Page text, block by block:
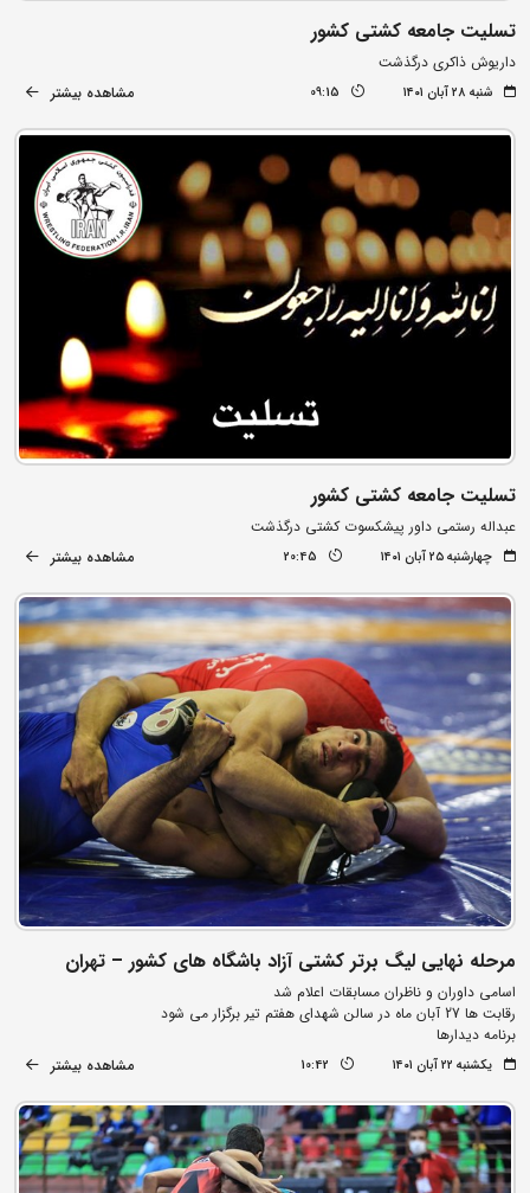
تسلیت جامعه کشتی کشور
داریوش ذاکری درگذشت
شنبه ۲۸ آبان ۱۴۰۱ 09:15 مشاهده بیشتر
تسلیت جامعه کشتی کشور
عبداله رستمی داور پیشکسوت کشتی درگذشت
چهارشنبه ۲۵ آبان ۱۴۰۱ 20:45 مشاهده بیشتر
مرحله نهایی لیگ برتر کشتی آزاد باشگاه های کشور – تهران
اسامی داوران و ناظران مسابقات اعلام شد
رقابت ها 27 آبان ماه در سالن شهدای هفتم تیر برگزار می شود
برنامه دیدارها
یکشنبه ۲۲ آبان ۱۴۰۱ 10:42 مشاهده بیشتر